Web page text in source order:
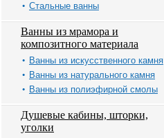
Стальные ванны
Ванны из мрамора и
композитного материала
Ванны из искусственного камня
Ванны из натурального камня
Ванны из полиэфирной смолы
Душевые кабины, шторки,
уголки